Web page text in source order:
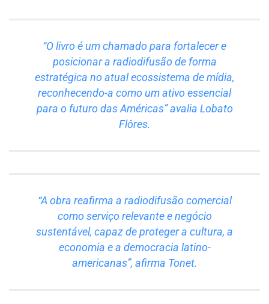
“O livro é um chamado para fortalecer e
posicionar a radiodifusão de forma
estratégica no atual ecossistema de mídia,
reconhecendo-a como um ativo essencial
para o futuro das Américas” avalia Lobato
Flôres.
“A obra reafirma a radiodifusão comercial
como serviço relevante e negócio
sustentável, capaz de proteger a cultura, a
economia e a democracia latino-
americanas”, afirma Tonet.